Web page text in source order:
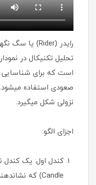
تحلیل تکنیکال در
است که برای شناسایی
صعودی استفاده میشود.
نزولی شکل میگیرد.
اجزای الگو:
Candle) که نشاندهنده ادامه روند فروش است.